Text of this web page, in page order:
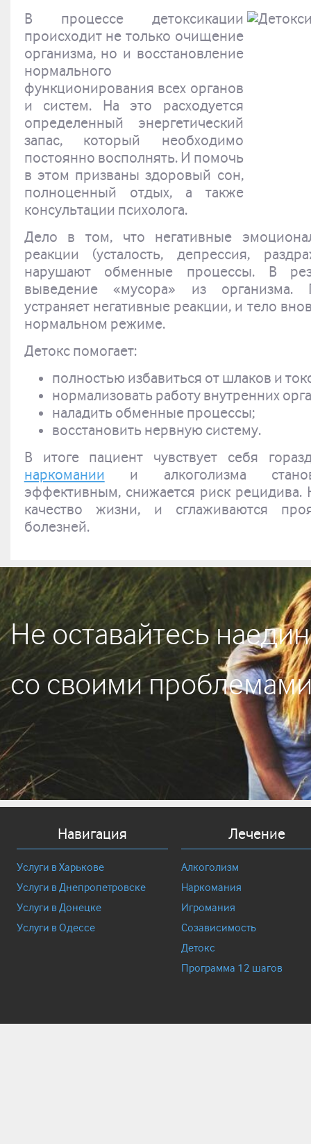
В процессе детоксикации
происходит не только очищение
организма, но и восстановление
нормального
функционирования всех органов
и систем. На это расходуется
определенный энергетический
запас, который необходимо
постоянно восполнять. И помочь
в этом призваны здоровый сон,
полноценный отдых, а также
консультации психолога.
Дело в том, что негативные
реакции (усталость, депрессия,
нарушают обменные процессы. В
выведение «мусора» из организма.
устраняет негативные реакции, и тело
нормальном режиме.
Детокс помогает:
полностью избавиться от шлаков и
нормализовать работу внутренних
наладить обменные процессы;
восстановить нервную систему.
В итоге пациент чувствует себя
наркомании и алкоголизма
эффективным, снижается риск рецидива.
качество жизни, и сглаживаются
болезней.
Не оставайтесь
со своими
Навигация
Услуги в Харькове
Услуги в Днепропетровске
Услуги в Донецке
Услуги в Одессе
Лечение
Алкоголизм
Наркомания
Игромания
Созависимость
Детокс
Программа 12 шагов